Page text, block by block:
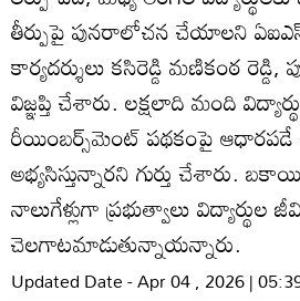
తీర్పుపై పునరాలోచన చేయాలని
కార్యదర్శులు కసిరెడ్డి మణికంఠ రెడ్డి,
విజ్ఞప్తి చేశారు. లక్షలాది మంది
రీయింబర్స్‌మెంట్‌ పథకంపై ఆధారపడే
అభ్యసిస్తున్నారని గుర్తు చేశారు.
నాలుగేళ్లుగా ప్రభుత్వాలు
చెలగాటమాడుతున్నాయన్నారు.
Updated Date - Apr 04 , 2026 |